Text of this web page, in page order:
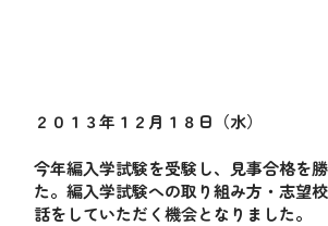
２０１３年１２月１８日（水）
今年編入学試験を受験し、見事合格を
た。編入学試験への取り組み方・志望
話をしていただく機会となりました。